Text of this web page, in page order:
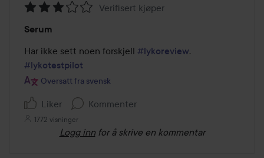
3
av
5
Verifisert kjøper
Serum
Har ikke sett noen forskjell #lykoreview
#lykotestpilot
Oversatt fra svensk
Liker Kommenter
1772 visninger
Logg inn for å skrive en kommentar